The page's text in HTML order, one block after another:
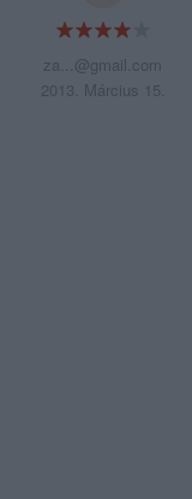
za...@gmail.com
2013. Március 15.